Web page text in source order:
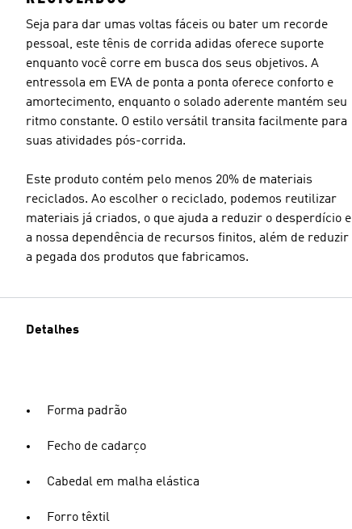
Seja para dar umas voltas fáceis ou bater um recorde
pessoal, este tênis de corrida adidas oferece suporte
enquanto você corre em busca dos seus objetivos. A
entressola em EVA de ponta a ponta oferece conforto e
amortecimento, enquanto o solado aderente mantém seu
ritmo constante. O estilo versátil transita facilmente para
suas atividades pós-corrida.
Este produto contém pelo menos 20% de materiais
reciclados. Ao escolher o reciclado, podemos reutilizar
materiais já criados, o que ajuda a reduzir o desperdício e
a nossa dependência de recursos finitos, além de reduzir
a pegada dos produtos que fabricamos.
Detalhes
Forma padrão
Fecho de cadarço
Cabedal em malha elástica
Forro têxtil